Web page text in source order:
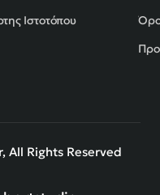
Ιστοτόπου
All Rights Reserved